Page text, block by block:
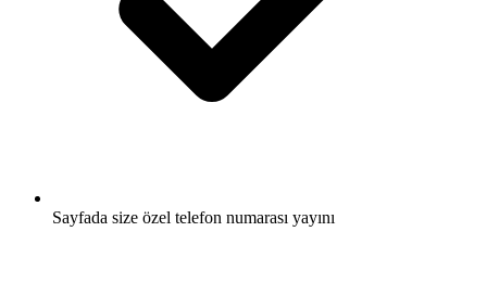
Sayfada size özel telefon numarası yayını